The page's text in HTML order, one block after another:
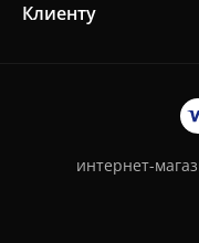
Клиенту
интернет-